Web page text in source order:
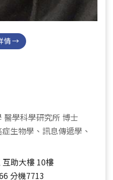
情 →
醫學科學研究所 博士
生物學、訊息傳遞學、
互助大樓 10樓
分機7713